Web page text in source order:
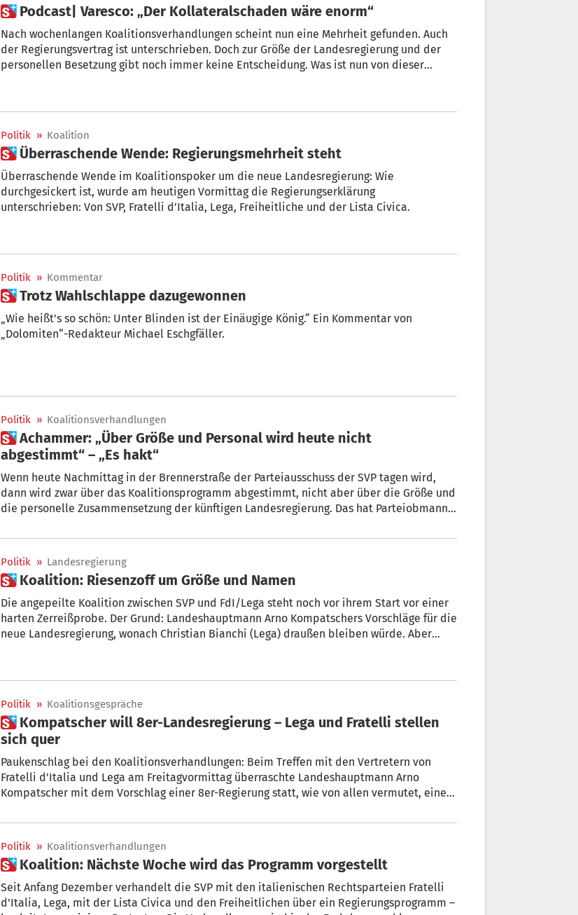
 Podcast| Varesco: „Der Kollateralschaden wäre enorm“
Nach wochenlangen Koalitionsverhandlungen scheint nun eine Mehrheit gefunden. Auch
der Regierungsvertrag ist unterschrieben. Doch zur Größe der Landesregierung und der
personellen Besetzung gibt noch immer keine Entscheidung. Was ist nun von dieser
um eine Einschätzung und Bewertung der Koalitionsverhandlungen gebeten.
Politik » Koalition
 Überraschende Wende: Regierungsmehrheit steht
Überraschende Wende im Koalitionspoker um die neue Landesregierung: Wie
durchgesickert ist, wurde am heutigen Vormittag die Regierungserklärung
unterschrieben: Von SVP, Fratelli d’Italia, Lega, Freiheitliche und der Lista Civica.
Politik » Kommentar
 Trotz Wahlschlappe dazugewonnen
„Wie heißt's so schön: Unter Blinden ist der Einäugige König.“ Ein Kommentar von
„Dolomiten“-Redakteur Michael Eschgfäller.
Politik » Koalitionsverhandlungen
 Achammer: „Über Größe und Personal wird heute nicht
abgestimmt“ – „Es hakt“
Wenn heute Nachmittag in der Brennerstraße der Parteiausschuss der SVP tagen wird,
dann wird zwar über das Koalitionsprogramm abgestimmt, nicht aber über die Größe und
die personelle Zusammensetzung der künftigen Landesregierung. Das hat Parteiobmann
Politik » Landesregierung
 Koalition: Riesenzoff um Größe und Namen
Die angepeilte Koalition zwischen SVP und FdI/Lega steht noch vor ihrem Start vor einer
harten Zerreißprobe. Der Grund: Landeshauptmann Arno Kompatschers Vorschläge für die
neue Landesregierung, wonach Christian Bianchi (Lega) draußen bleiben würde. Aber
Politik » Koalitionsgespräche
 Kompatscher will 8er-Landesregierung – Lega und Fratelli stellen
sich quer
Paukenschlag bei den Koalitionsverhandlungen: Beim Treffen mit den Vertretern von
Fratelli d'Italia und Lega am Freitagvormittag überraschte Landeshauptmann Arno
Kompatscher mit dem Vorschlag einer 8er-Regierung statt, wie von allen vermutet, einer
und beharren auf ihren Forderungen.
Politik » Koalitionsverhandlungen
 Koalition: Nächste Woche wird das Programm vorgestellt
Seit Anfang Dezember verhandelt die SVP mit den italienischen Rechtsparteien Fratelli
d'Italia, Lega, mit der Lista Civica und den Freiheitlichen über ein Regierungsprogramm –